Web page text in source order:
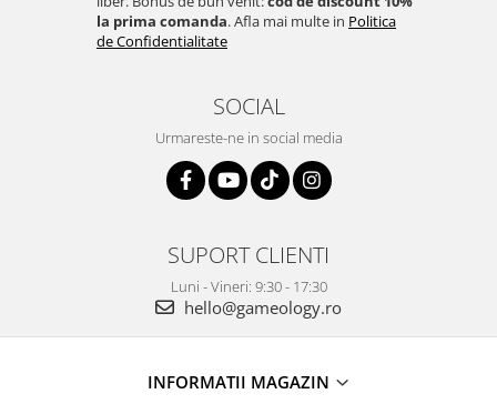
la prima comanda. Afla mai multe in Politica
de Confidentialitate
SOCIAL
Urmareste-ne in social media
SUPORT CLIENTI
Luni - Vineri: 9:30 - 17:30
hello@gameology.ro
INFORMATII MAGAZIN